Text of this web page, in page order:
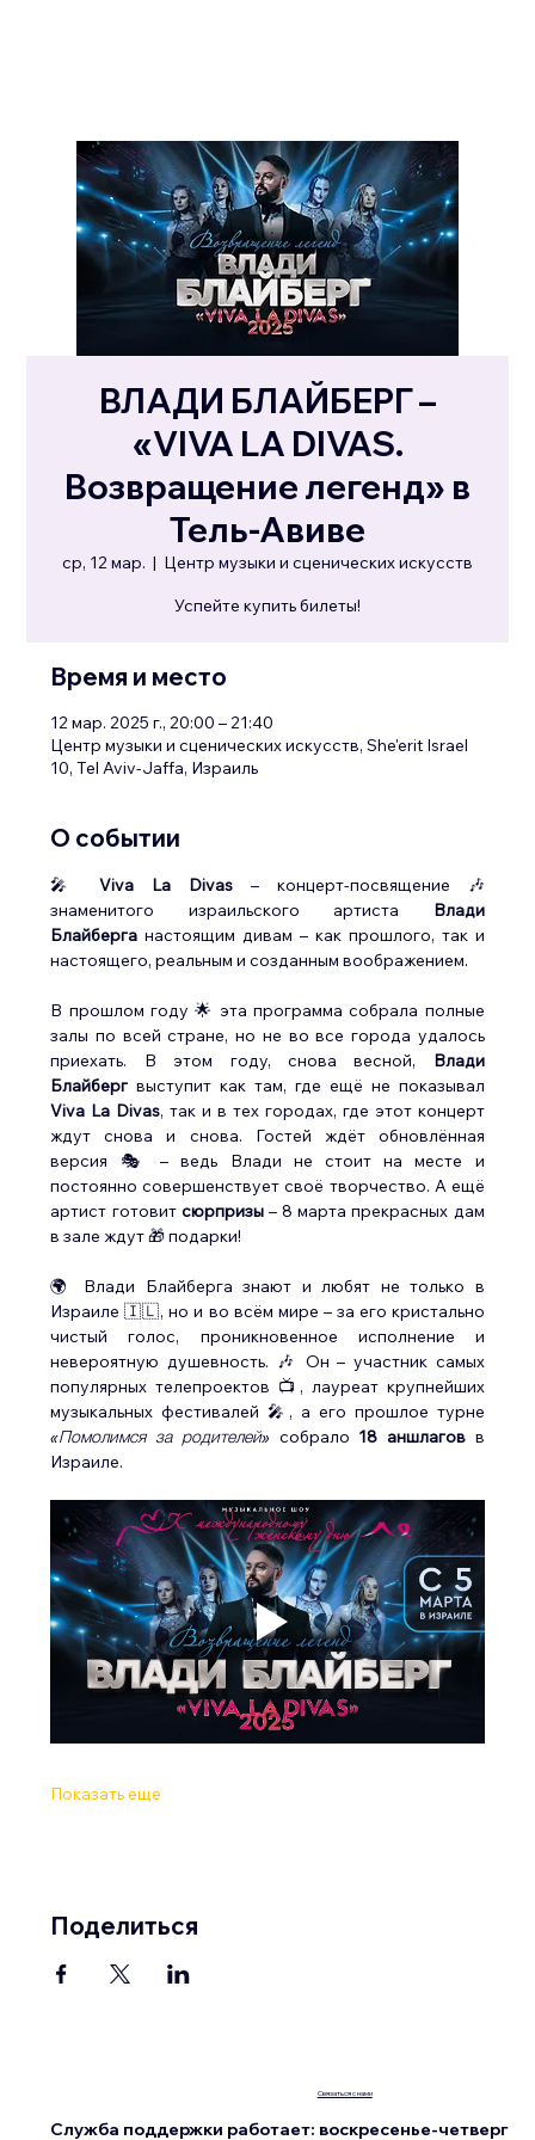
ВЛАДИ БЛАЙБЕРГ –
«VIVA LA DIVAS.
Возвращение легенд» в
Тель-Авиве
ср, 12 мар.
  |
Центр музыки и сценических искусств
Успейте купить билеты!
Время и место
12 мар. 2025 г., 20:00 – 21:40
Центр музыки и сценических искусств, She'erit Israel
10, Tel Aviv-Jaffa, Израиль
О событии
🎤 Viva La Divas – концерт-посвящение 🎶
знаменитого израильского артиста Влади
Блайберга настоящим дивам – как прошлого, так и
настоящего, реальным и созданным воображением.
В прошлом году 🌟 эта программа собрала полные
залы по всей стране, но не во все города удалось
приехать. В этом году, снова весной, Влади
Блайберг
Viva La Divas, так и в тех городах, где этот концерт
ждут снова и снова. Гостей ждёт обновлённая
версия 🎭 – ведь Влади не стоит на месте и
постоянно совершенствует своё творчество. А ещё
артист готовит сюрпризы – 8 марта прекрасных дам
в зале ждут 🎁 подарки!
🌍 Влади Блайберга знают и любят не только в
Израиле 🇮🇱, но и во всём мире – за его кристально
чистый голос, проникновенное исполнение и
невероятную душевность. 🎶 Он – участник самых
популярных телепроектов 📺, лауреат крупнейших
«Помолимся за родителей» собрало 18 аншлагов в
Израиле.
Показать еще
Поделиться
Связаться с нами
Служба поддержки работает: воскресенье-четверг